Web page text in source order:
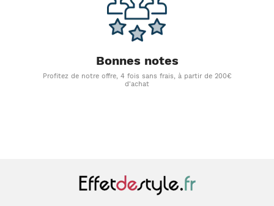
Bonnes notes
Profitez de notre offre, 4 fois sans frais, à partir de 200€
d'achat